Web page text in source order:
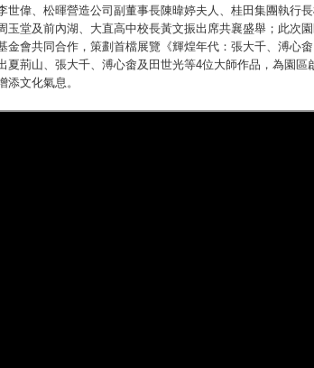
世偉、松暉營造公司副董事長陳暐婷夫人、桂田集團執行
玉堂及前內湖、大直高中校長黃文振出席共襄盛舉；此次
金會共同合作，策劃首檔展覽《輝煌年代：張大千、溥心
夏荊山、張大千、溥心畬及田世光等4位大師作品，為園區
添文化氣息。